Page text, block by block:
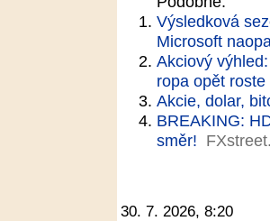
Výsledková
Microsoft
Akciový
ropa opět roste
Akcie, dolar,
BREAKING:
směr!
30. 7. 2026, 8:20